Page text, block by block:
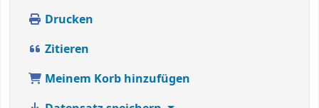
Drucken
Zitieren
Meinem Korb hinzufügen